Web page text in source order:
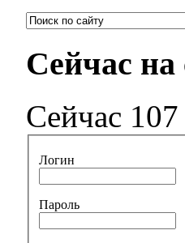
Сейчас на
Сейчас
Логин
Пароль